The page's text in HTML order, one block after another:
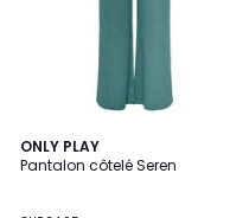
ONLY PLAY
Pantalon côtelé Seren
4,4
/ 5